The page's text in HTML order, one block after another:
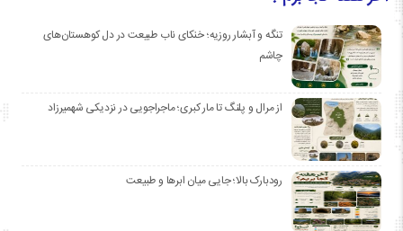
تنگه و آبشار روزیه؛ خنکای ناب طبیعت در دل کوهستان‌های
چاشم
از مرال و پلنگ تا مار کبری؛ ماجراجویی در نزدیکی شهمیرزاد
رودبارک بالا؛ جایی میان ابرها و طبیعت